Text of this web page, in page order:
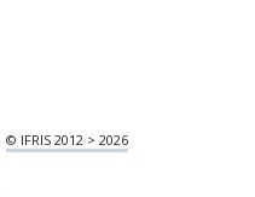
© IFRIS 2012 > 2026